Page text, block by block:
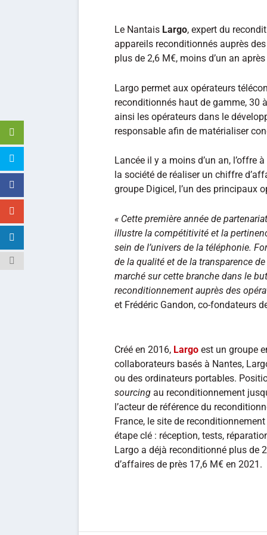
Le Nantais Largo, expert du
appareils reconditionnés auprès
plus de 2,6 M€, moins d’un an
Largo permet aux opérateurs
reconditionnés haut de gamme, 30
ainsi les opérateurs dans le
responsable afin de matérialiser
Lancée il y a moins d’un an, l’offre
la société de réaliser un chiffre
groupe Digicel, l’un des principaux
« Cette première année de
illustre la compétitivité et la
sein de l’univers de la téléphonie.
de la qualité et de la transparence
marché sur cette branche dans le
reconditionnement auprès des
et Frédéric Gandon, co-fondateurs
Créé en 2016, Largo est un groupe
collaborateurs basés à Nantes,
ou des ordinateurs portables.
sourcing au reconditionnement
l’acteur de référence du
France, le site de
étape clé : réception, tests,
Largo a déjà reconditionné plus de
d’affaires de près 17,6 M€ en 2021.